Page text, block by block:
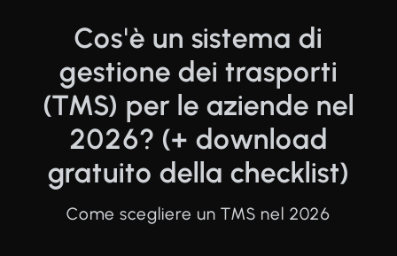
Cos'è un sistema di
gestione dei trasporti
(TMS) per le aziende nel
2026? (+ download
gratuito della checklist)
Come scegliere un TMS nel 2026